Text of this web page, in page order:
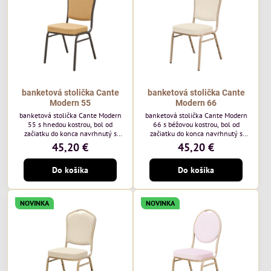
každodenné...
banketová stolička Cante
Modern 55
banketová stolička Cante Modern
55 s hnedou kostrou, bol od
začiatku do konca navrhnutý s
ohľadom na elegantné a
sofistikované priestory pre
pohostinstvá. Má hnedý rám a
medovo tónované čalúnenie Moss
48 od poľskej značky Davis –
medový odtieň s mäkkým
povrchom - je ideálna do svetlých
priestorov. Stolička kombinuje
klasický dizajn s modernou
funkčnosťou. Je odolná, pohodlná a
pripravená na...
45,20 €
Do košíka
banketová stolička Cante
Modern 66
banketová stolička Cante Modern
66 s béžovou kostrou, bol od
začiatku do konca navrhnutý s
ohľadom na elegantné a
sofistikované priestory pre
pohostinstvá. Má béžový rám a
čalúnenie Soro 02 od poľskej
značky Davis – béžová farba s
mäkkým povrchom je ideálna do
svetlých priestorov. Stolička
kombinuje klasický dizajn s
modernou funkčnosťou. Je odolná,
pohodlná a pripravená na
každodenné použitie...
45,20 €
Do košíka
NOVINKA NOVINKA